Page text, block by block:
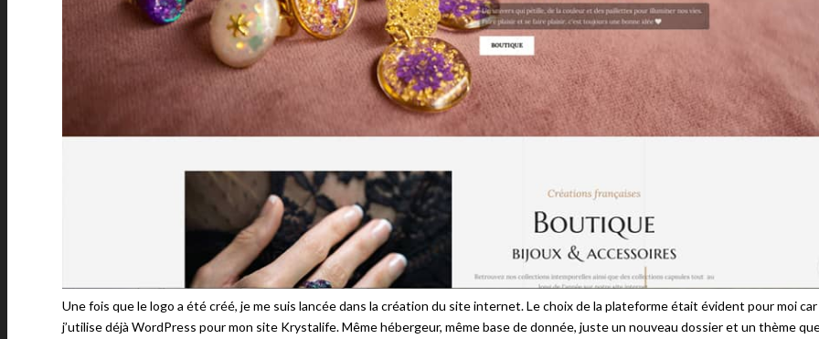
Une fois que le logo a été créé, je me suis lancée dans la création du site internet. Le choix de la plateforme était évident pour moi car
j’utilise déjà WordPress pour mon site Krystalife. Même hébergeur, même base de donnée, juste un nouveau dossier et un thème